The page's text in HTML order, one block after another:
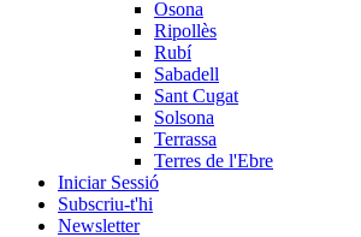
Osona
Ripollès
Rubí
Sabadell
Sant Cugat
Solsona
Terrassa
Terres de l'Ebre
Iniciar Sessió
Subscriu-t'hi
Newsletter